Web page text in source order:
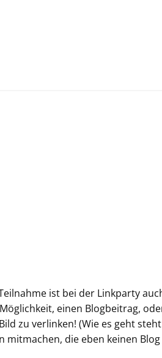
ist bei der Linkparty
einen Blogbeitrag,
zu verlinken! (Wie es geht steht
mitmachen, die eben keinen Blog